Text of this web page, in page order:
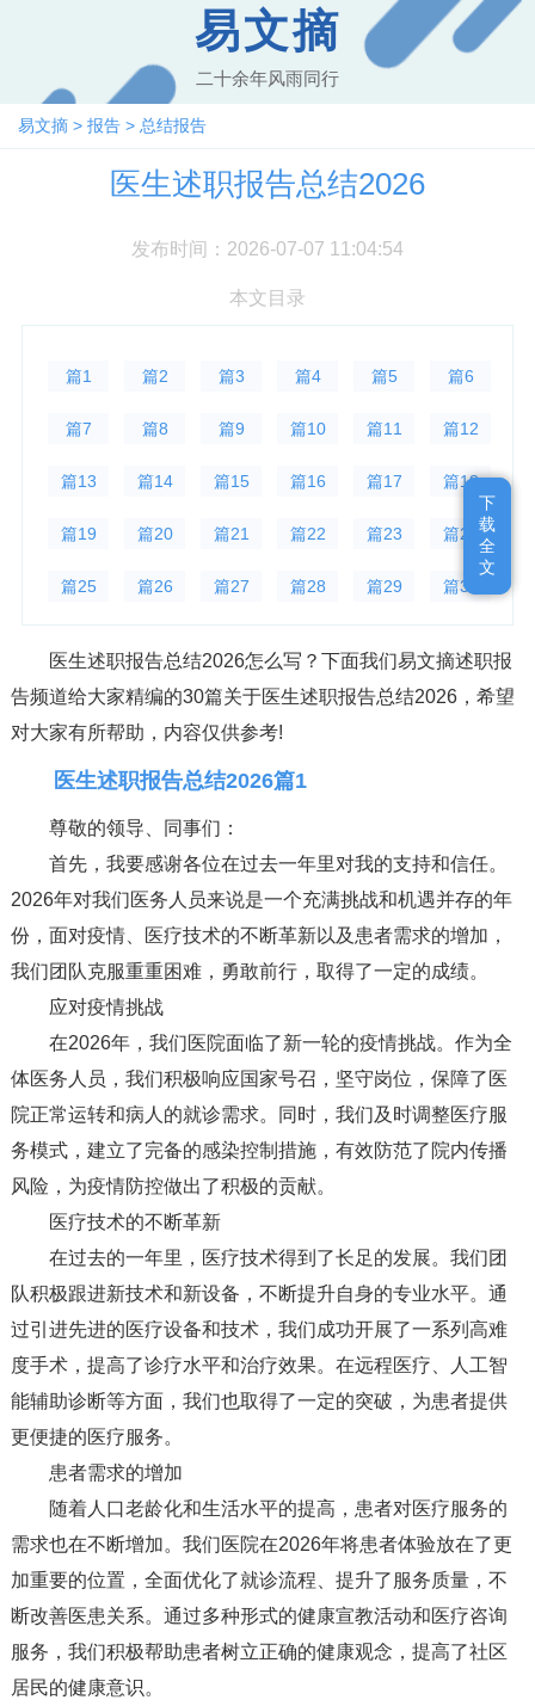
易文摘
二十余年风雨同行
易文摘 > 报告 > 总结报告
医生述职报告总结2026
发布时间：2026-07-07 11:04:54
本文目录
篇1 篇2 篇3 篇4 篇5 篇6
篇7 篇8 篇9 篇10 篇11 篇12
篇13 篇14 篇15 篇16 篇17 篇18
篇19 篇20 篇21 篇22 篇23 篇24
篇25 篇26 篇27 篇28 篇29 篇30
医生述职报告总结2026怎么写？下面我们易文摘述职报
告频道给大家精编的30篇关于医生述职报告总结2026，希望
对大家有所帮助，内容仅供参考!
医生述职报告总结2026篇1
尊敬的领导、同事们：
首先，我要感谢各位在过去一年里对我的支持和信任。
2026年对我们医务人员来说是一个充满挑战和机遇并存的年
份，面对疫情、医疗技术的不断革新以及患者需求的增加，
我们团队克服重重困难，勇敢前行，取得了一定的成绩。
应对疫情挑战
在2026年，我们医院面临了新一轮的疫情挑战。作为全
体医务人员，我们积极响应国家号召，坚守岗位，保障了医
院正常运转和病人的就诊需求。同时，我们及时调整医疗服
务模式，建立了完备的感染控制措施，有效防范了院内传播
风险，为疫情防控做出了积极的贡献。
医疗技术的不断革新
在过去的一年里，医疗技术得到了长足的发展。我们团
队积极跟进新技术和新设备，不断提升自身的专业水平。通
过引进先进的医疗设备和技术，我们成功开展了一系列高难
度手术，提高了诊疗水平和治疗效果。在远程医疗、人工智
能辅助诊断等方面，我们也取得了一定的突破，为患者提供
更便捷的医疗服务。
患者需求的增加
随着人口老龄化和生活水平的提高，患者对医疗服务的
需求也在不断增加。我们医院在2026年将患者体验放在了更
加重要的位置，全面优化了就诊流程、提升了服务质量，不
断改善医患关系。通过多种形式的健康宣教活动和医疗咨询
服务，我们积极帮助患者树立正确的健康观念，提高了社区
居民的健康意识。
下
载
全
文
下
载
全
文